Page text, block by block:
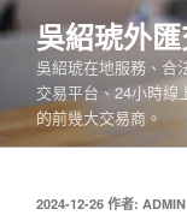
跳
至
內
吳紹琥外
吳紹琥在地服務、合
交易平台、24小時線
的前幾大交易商。
發
2024-12-26 作者: ADMIN